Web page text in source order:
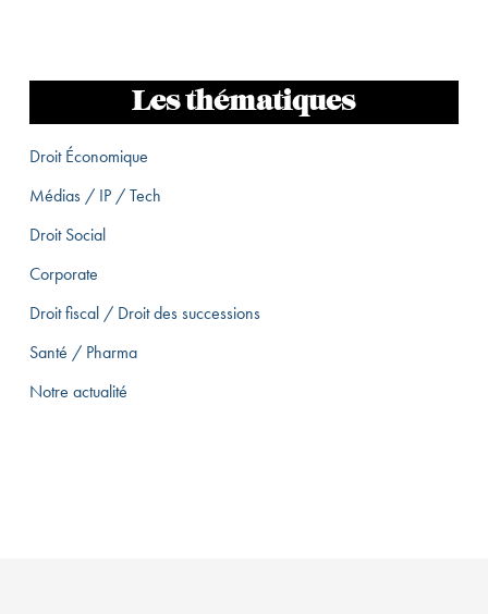
Les thématiques
Droit Économique
Médias / IP / Tech
Droit Social
Corporate
Droit fiscal / Droit des successions
Santé / Pharma
Notre actualité